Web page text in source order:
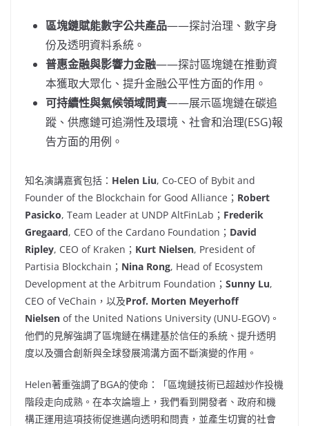
區塊鏈賦能數字公共產品——探討治理、數字身
份及透明資料系統。
普惠金融與影響力金融——探討區塊鏈在推動資
本獲取大眾化、提升金融公平性方面的作用。
可持續性與氣候領域問責——展示區塊鏈在碳追
蹤、供應鏈可追溯性及環境、社會和治理(ESG)報
告方面的用例。
知名演講嘉賓包括： Helen Liu, Co-CEO of Bybit and
Founder of the Blockchain for Good Alliance； Robert
Pasicko, Team Leader at UNDP AltFinLab； Frederik
Gregaard, CEO of the Cardano Foundation； David
Ripley, CEO of Kraken； Kurt Nielsen, President of
Partisia Blockchain； Nina Rong, Head of Ecosystem
Development at the Arbitrum Foundation； Sunny Lu,
CEO of VeChain，以及Prof. Morten Meyerhoff
Nielsen of the United Nations University (UNU-EGOV)。
他們的見解強調了區塊鏈在構建基於信任的系統、提升透明
度以及彌合創新與全球發展鴻溝方面不斷演變的作用。
Helen著重強調了BGA的使命：「區塊鏈技術已超越炒作投機
階段走向成熟。在本次論壇上，我們看到開發者、政府和機
構正運用這項技術促進邁向透明和問責，並產生切實的社會